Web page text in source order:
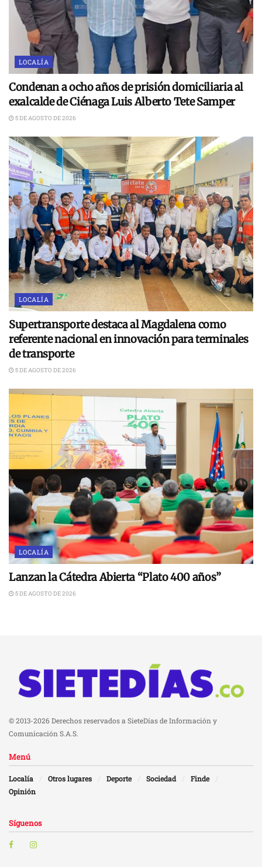
LOCALÍA
Condenan a ocho años de prisión domiciliaria al
exalcalde de Ciénaga Luis Alberto Tete Samper
5 DE AGOSTO DE 2026
LOCALÍA
Supertransporte destaca al Magdalena como
referente nacional en innovación para terminales
de transporte
5 DE AGOSTO DE 2026
LOCALÍA
Lanzan la Cátedra Abierta “Plato 400 años”
5 DE AGOSTO DE 2026
© 2013-2026 Derechos reservados a SieteDías de Información y
Comunicación S.A.S.
Menú
Localía Otros lugares Deporte Sociedad
Finde
Opinión
Síguenos